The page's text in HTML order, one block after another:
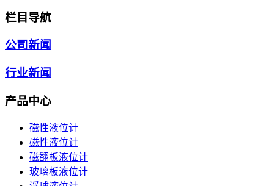
栏目导航
公司新闻
行业新闻
产品中心
磁性液位计
磁性液位计
磁翻板液位计
玻璃板液位计